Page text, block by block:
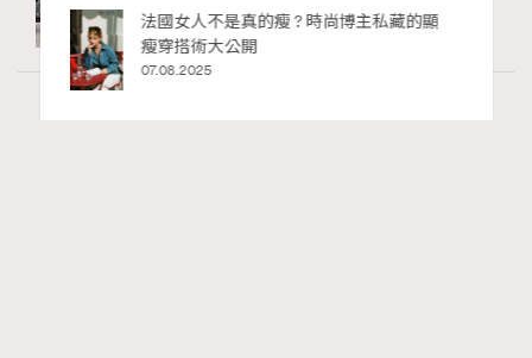
安
香港
法國女人不是真的瘦 ? 時尚博主私藏的顯
瘦穿搭術大公開
07.08.2025